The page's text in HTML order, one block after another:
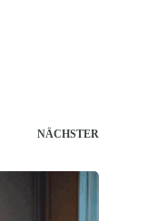
NÄCHSTER